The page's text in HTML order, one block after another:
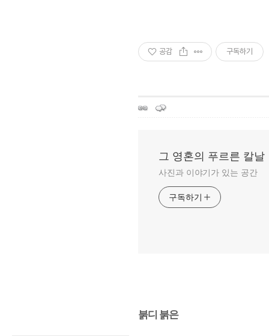
공감 구독하기
그 영혼의 푸르른 칼날
사진과 이야기가 있는 공간
구독하기
붉디 붉은